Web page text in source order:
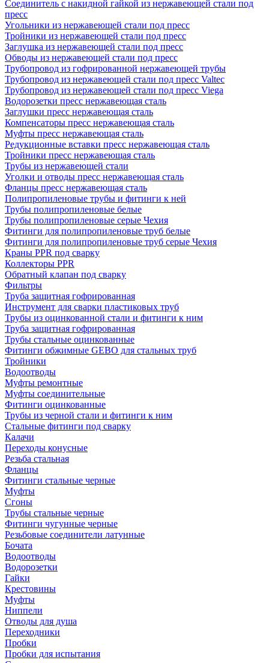
Соединитель с накидной гайкой из нержавеющей стали под
пресс
Угольники из нержавеющей стали под пресс
Тройники из нержавеющей стали под пресс
Заглушка из нержавеющей стали под пресс
Обводы из нержавеющей стали под пресс
Трубопровод из гофрированной нержавеющей трубы
Трубопровод из нержавеющей стали под пресс Valtec
Трубопровод из нержавеющей стали под пресс Viega
Водорозетки пресс нержавеющая сталь
Заглушки пресс нержавеющая сталь
Компенсаторы пресс нержавеющая сталь
Муфты пресс нержавеющая сталь
Редукционные вставки пресс нержавеющая сталь
Тройники пресс нержавеющая сталь
Трубы из нержавеющей стали
Уголки и отводы пресс нержавеющая сталь
Фланцы пресс нержавеющая сталь
Полипропиленовые трубы и фитинги к ней
Трубы полипропиленовые белые
Трубы полипропиленовые серые Чехия
Фитинги для полипропиленовые труб белые
Фитинги для полипропиленовые труб серые Чехия
Краны PPR под сварку
Коллекторы PPR
Обратный клапан под сварку
Фильтры
Труба защитная гофрированная
Инструмент для сварки пластиковых труб
Трубы из оцинкованной стали и фитинги к ним
Труба защитная гофрированная
Трубы стальные оцинкованные
Фитинги обжимные GEBO для стальных труб
Тройники
Водоотводы
Муфты ремонтные
Муфты соединительные
Фитинги оцинкованные
Трубы из черной стали и фитинги к ним
Стальные фитинги под сварку
Калачи
Переходы конусные
Резьба стальная
Фланцы
Фитинги стальные черные
Муфты
Сгоны
Трубы стальные черные
Фитинги чугунные черные
Резьбовые соединители латунные
Бочата
Водоотводы
Водорозетки
Гайки
Крестовины
Муфты
Ниппели
Отводы для душа
Переходники
Пробки
Пробки для испытания